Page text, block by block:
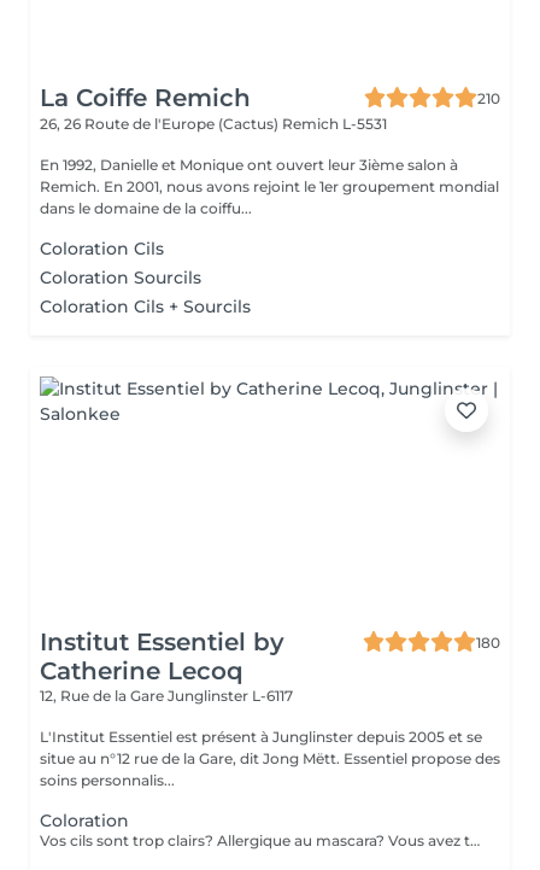
La Coiffe Remich
210
26, 26 Route de l'Europe (Cactus) Remich L-5531
En 1992, Danielle et Monique ont ouvert leur 3ième salon à
Remich. En 2001, nous avons rejoint le 1er groupement mondial
dans le domaine de la coiffu...
Coloration Cils
Coloration Sourcils
Coloration Cils + Sourcils
Institut Essentiel by
Catherine Lecoq
180
12, Rue de la Gare Junglinster L-6117
L'Institut Essentiel est présent à Junglinster depuis 2005 et se
situe au n°12 rue de la Gare, dit Jong Mëtt. Essentiel propose des
soins personnalis...
Coloration
Vos cils sont trop clairs? Allergique au mascara? Vous avez teint vos cheveux et vos sourcils sont trop clairs? Donnez de l'intensité à votre regard et adaptez la couleur selon votre look. Un masque hydratant et un massage relaxant vous sera propser pendant la pose de la couleur. Un petit moment de détente à ne pas rater. Tenue de la couleur 3-4 semaines